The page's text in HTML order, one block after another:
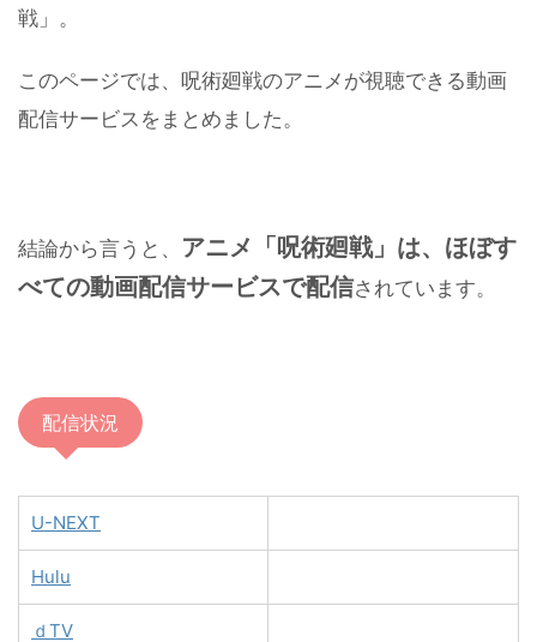
戦」。
このページでは、呪術廻戦のアニメが視聴できる動画
配信サービスをまとめました。
結論から言うと、 アニメ「呪術廻戦」は、ほぼす
べての動画配信サービスで配信されています。
配信状況
U-NEXT
Hulu
ｄTV